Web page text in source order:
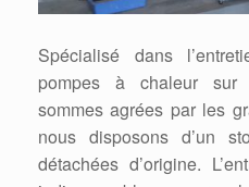
Spécialisé dans
pompes à chaleur sur
sommes agrées par les
nous disposons d’un
détachées d’origine.